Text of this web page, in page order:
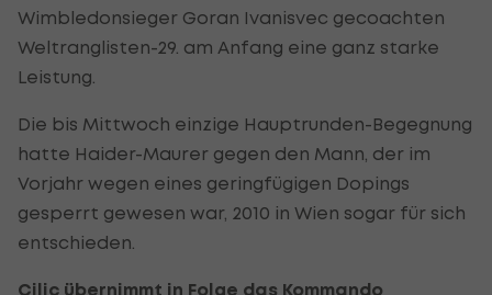
Wimbledonsieger Goran Ivanisvec gecoachten
Weltranglisten-29. am Anfang eine ganz starke
Leistung.
Die bis Mittwoch einzige Hauptrunden-Begegnung
hatte Haider-Maurer gegen den Mann, der im
Vorjahr wegen eines geringfügigen Dopings
gesperrt gewesen war, 2010 in Wien sogar für sich
entschieden.
Cilic übernimmt in Folge das Kommando